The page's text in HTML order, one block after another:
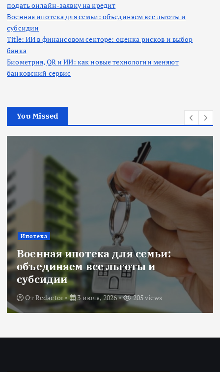
подать онлайн-заявку на кредит
Военная ипотека для семьи: объединяем все льготы и
субсидии
Title: ИИ в финансовом секторе: оценка рисков и выбор
банка
Биометрия, QR и ИИ: как новые технологии меняют
банковский сервис
You Missed
Ипотека
Военная ипотека для семьи:
объединяем все льготы и
субсидии
ОтRedactor 3 июля, 2026 205 views